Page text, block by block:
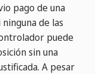
pago de una
de las
puede
sin una
A pesar